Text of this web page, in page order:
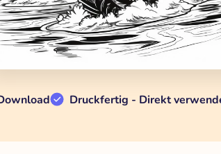
Druckfertig - Direkt